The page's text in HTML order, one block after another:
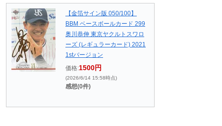
【金箔サイン版 050/100】
BBM ベースボールカード 299
奥川恭伸 東京ヤクルトスワロ
ーズ (レギュラーカード) 2021
1stバージョン
価格:1500円
(2026/6/14 15:58時点)
感想(0件)